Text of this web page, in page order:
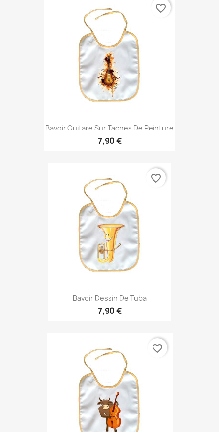
Bavoir Guitare Sur Taches De Peinture
7,90 €
favorite_border
Bavoir Dessin De Tuba
7,90 €
favorite_border
favorite_border